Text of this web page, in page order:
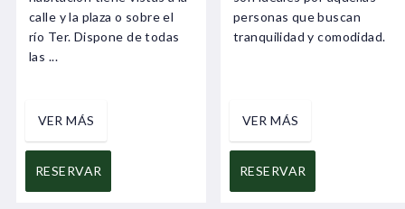
calle y la plaza o sobre el
río Ter. Dispone de todas
las ...
VER MÁS
RESERVAR
personas que buscan
tranquilidad y comodidad.
VER MÁS
RESERVAR